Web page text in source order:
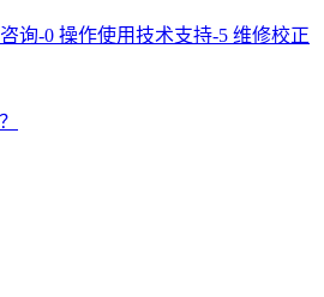
询-0 操作使用技术支持-5 维修校正